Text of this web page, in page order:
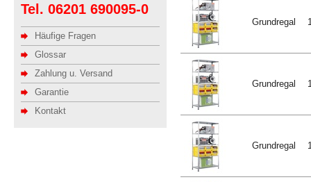
Tel. 06201 690095-0
Häufige Fragen
Glossar
Zahlung u. Versand
Garantie
Kontakt
Grundregal
Grundregal
Grundregal